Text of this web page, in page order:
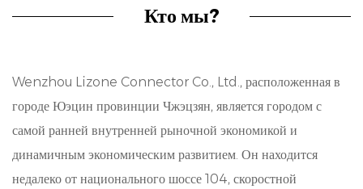
возможности подключения, что позволяет
Прочная конструкция: спроектированные таким
образом, чтобы выдерживать суровые условия,
встречающиеся в автомобильной
Кто мы?
Wenzhou Lizone Connector Co., Ltd., расположенная в
городе Юэцин провинции Чжэцзян, является городом с
самой ранней внутренней рыночной экономикой и
динамичным экономическим развитием. Он находится
недалеко от национального шоссе 104, скоростной